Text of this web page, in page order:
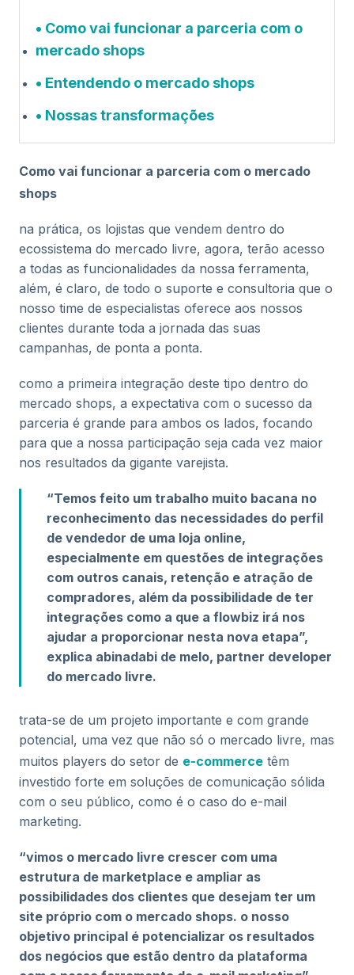
Como vai funcionar a parceria com o
mercado shops
Entendendo o mercado shops
Nossas transformações
Como vai funcionar a parceria com o mercado
shops
na prática, os lojistas que vendem dentro do
ecossistema do mercado livre, agora, terão acesso
a todas as funcionalidades da nossa ferramenta,
além, é claro, de todo o suporte e consultoria que o
nosso time de especialistas oferece aos nossos
clientes durante toda a jornada das suas
campanhas, de ponta a ponta.
como a primeira integração deste tipo dentro do
mercado shops, a expectativa com o sucesso da
parceria é grande para ambos os lados, focando
para que a nossa participação seja cada vez maior
nos resultados da gigante varejista.
“Temos feito um trabalho muito bacana no
reconhecimento das necessidades do perfil
de vendedor de uma loja online,
especialmente em questões de integrações
com outros canais, retenção e atração de
compradores, além da possibilidade de ter
integrações como a que a flowbiz irá nos
ajudar a proporcionar nesta nova etapa”,
explica abinadabi de melo, partner developer
do mercado livre.
trata-se de um projeto importante e com grande
potencial, uma vez que não só o mercado livre, mas
muitos players do setor de e-commerce têm
investido forte em soluções de comunicação sólida
com o seu público, como é o caso do e-mail
marketing.
“vimos o mercado livre crescer com uma
estrutura de marketplace e ampliar as
possibilidades dos clientes que desejam ter um
site próprio com o mercado shops. o nosso
objetivo principal é potencializar os resultados
dos negócios que estão dentro da plataforma